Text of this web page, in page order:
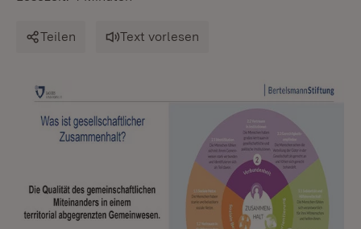
Teilen Text vorlesen